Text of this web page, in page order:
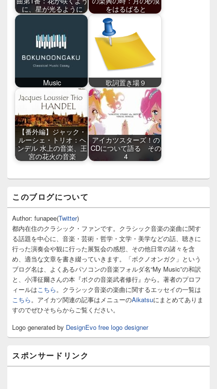
に、星が光るように
をはるばると
Music 歌詞置き場９
【番外編】ジャック・
ルーシェ・トリオ：ヘ
ンデル 水上の音楽、王
宮の花火の音楽
アイカツスターズ！の
CDについて語る その
4
ン
サ
イ
バ
ー
ウ
ィ
ト
エ
ア
このブログについて
Author: funapee(Twitter)
都内在住のクラシック・ファンです。クラシック音楽の楽曲に関す
る話題を中心に、音楽・芸術・哲学・文学・美学などの話、聴きに
行った演奏会や観に行った展覧会の感想、その他日常の諸々を含
め、適当な文章を書き綴っていきます。「ボクノオンガク」という
ブログ名は、よくあるパソコンの音楽フォルダ名“My Music”の和訳
と、小澤征爾さんの本『ボクの音楽武者修行』から。著者のプロフ
ィールは こちら 。クラシック音楽の楽曲に関するエッセイの一覧は
こちら 。アイカツ関連の記事はメニューのAikatsuにまとめてありま
すのでぜひそちらからご覧ください。
Logo generated by DesignEvo free logo designer
スポンサードリンク